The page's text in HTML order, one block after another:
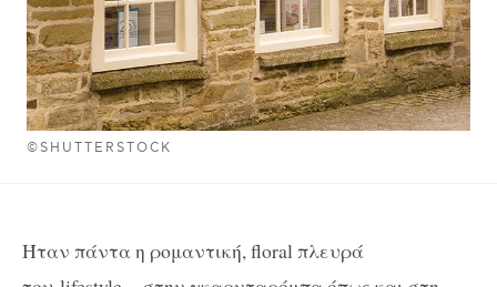
©SHUTTERSTOCK
Ήταν πάντα η ρομαντική, floral πλευρά